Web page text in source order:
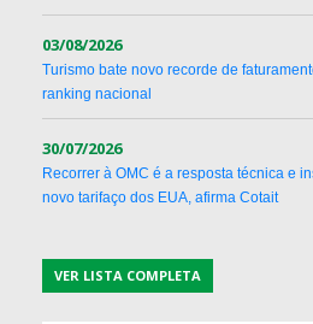
03/08/2026
Turismo bate novo recorde de
ranking nacional
30/07/2026
Recorrer à OMC é a resposta técnica e
novo tarifaço dos EUA, afirma Cotait
VER LISTA COMPLETA